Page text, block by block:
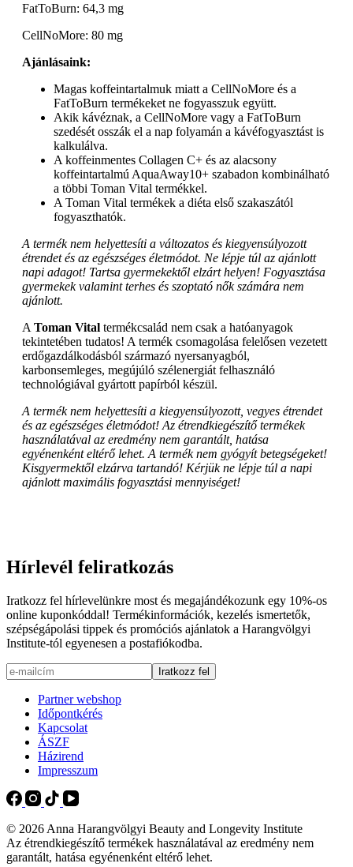
FatToBurn: 64,3 mg
CellNoMore: 80 mg
Ajánlásaink:
Magas koffeintartalmuk miatt a CellNoMore és a
FatToBurn termékeket ne fogyasszuk együtt.
Akik kávéznak, a CellNoMore vagy a FatToBurn
szedését osszák el a nap folyamán a kávéfogyasztást is
kalkulálva.
A koffeinmentes Collagen C+ és az alacsony
koffeintartalmú AquaAway10+ szabadon kombinálható
a többi Toman Vital termékkel.
A Toman Vital termékek a diéta első szakaszától
fogyaszthatók.
A termék nem helyettesíti a változatos és kiegyensúlyozott
étrendet és az egészséges életmódot. Ne lépje túl az ajánlott
napi adagot! Tartsa gyermekektől elzárt helyen! Fogyasztása
gyermekek valamint terhes és szoptató nők számára nem
ajánlott.
A Toman Vital termékcsalád nem csak a hatóanyagok
tekintetében tudatos! A termék csomagolása felelősen vezetett
erdőgazdálkodásból származó nyersanyagból,
karbonsemleges, megújúló szélenergiát felhasználó
technológiával gyártott papírból készül.
A termék nem helyettesíti a kiegyensúlyozott, vegyes étrendet
és az egészséges életmódot! Az étrendkiegészítő termékek
használatával az eredmény nem garantált, hatása
egyénenként eltérő lehet. A termék nem gyógyít betegségeket!
Kisgyermektől elzárva tartandó! Kérjük ne lépje túl a napi
ajánlott maximális fogyasztási mennyiséget!
Hírlevél feliratkozás
Iratkozz fel hírlevelünkre most és megajándékozunk egy 10%-os
online kuponkóddal! Termékinformációk, kezelés ismertetők,
szépségápolási tippek és promóciós ajánlatok a Harangvölgyi
Institute-tól egyenesen a postafiókodba.
Partner webshop
Időpontkérés
Kapcsolat
ÁSZF
Házirend
Impresszum
© 2026 Anna Harangvölgyi Beauty and Longevity Institute
Az étrendkiegészítő termékek használatával az eredmény nem
garantált, hatása egyénenként eltérő lehet.